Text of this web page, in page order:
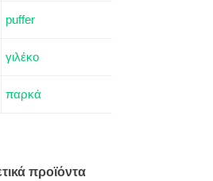
puffer
γιλέκο
παρκά
προϊόντα